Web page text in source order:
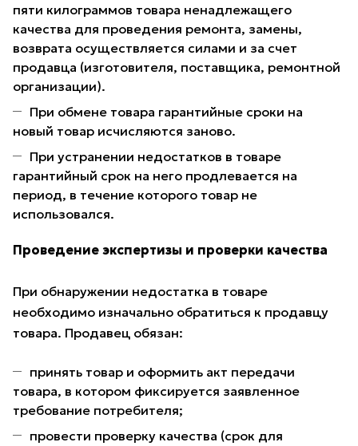
пяти килограммов товара ненадлежащего
качества для проведения ремонта, замены,
возврата осуществляется силами и за счет
продавца (изготовителя, поставщика, ремонтной
организации).
При обмене товара гарантийные сроки на
новый товар исчисляются заново.
При устранении недостатков в товаре
гарантийный срок на него продлевается на
период, в течение которого товар не
использовался.
Проведение экспертизы и проверки качества
При обнаружении недостатка в товаре
необходимо изначально обратиться к продавцу
товара. Продавец обязан:
принять товар и оформить акт передачи
товара, в котором фиксируется заявленное
требование потребителя;
провести проверку качества (срок для